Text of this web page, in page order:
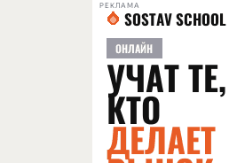
РЕКЛАМА